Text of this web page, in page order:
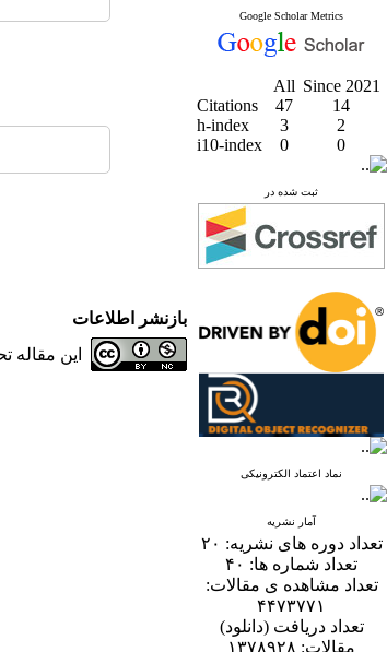
Google Scholar Metrics
All Since 2021
Citations
47
14
h-index
3
2
i10-index
0 0
ثبت شده در
نماد اعتماد الکترونیکی
آمار نشریه
تعداد دوره های نشریه: ۲۰
تعداد شماره ها: ۴۰
تعداد مشاهده ی مقالات:
۴۴۷۳۷۷۱
تعداد دریافت (دانلود)
مقالات: ۱۳۷۸۹۲۸
بازنشر اطلاعات
این